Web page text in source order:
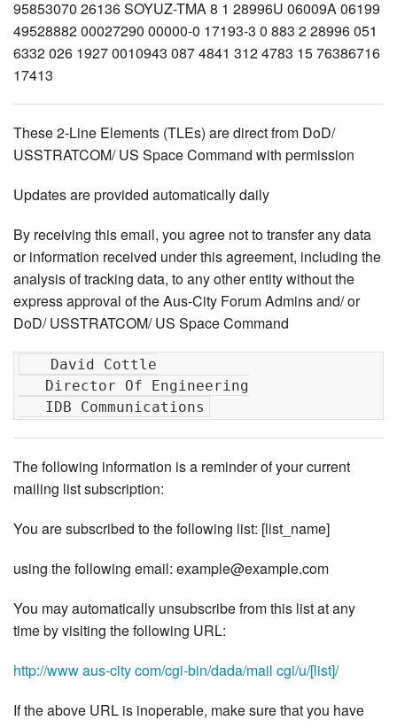
These 2-Line Elements (TLEs) are direct from DoD/
USSTRATCOM/ US Space Command with permission
Updates are provided automatically daily
By receiving this email, you agree not to transfer any data
or information received under this agreement, including the
analysis of tracking data, to any other entity without the
express approval of the Aus-City Forum Admins and/ or
DoD/ USSTRATCOM/ US Space Command
The following information is a reminder of your current
mailing list subscription:
You are subscribed to the following list: [list_name]
using the following email: example@example.com
You may automatically unsubscribe from this list at any
time by visiting the following URL:
http://www aus-city com/cgi-bin/dada/mail cgi/u/[list]/
If the above URL is inoperable, make sure that you have